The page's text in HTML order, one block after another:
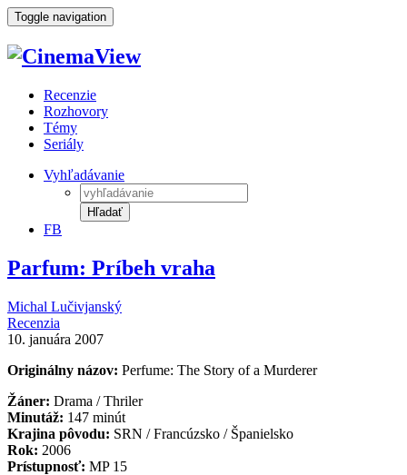
Toggle navigation
Recenzie
Rozhovory
Témy
Seriály
Vyhľadávanie
Hľadať
FB
Parfum: Príbeh vraha
Michal Lučivjanský
Recenzia
10. januára 2007
Originálny názov: Perfume: The Story of a Murderer
Žáner: Drama / Thriler
Minutáž: 147 minút
Krajina pôvodu: SRN / Francúzsko / Španielsko
Rok: 2006
Prístupnosť: MP 15